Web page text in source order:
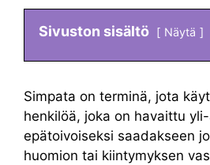
Sivuston sisältö Näytä
Simpata on terminä, jota
henkilöä, joka on havaittu
epätoivoiseksi saadakseen
huomion tai kiintymyksen